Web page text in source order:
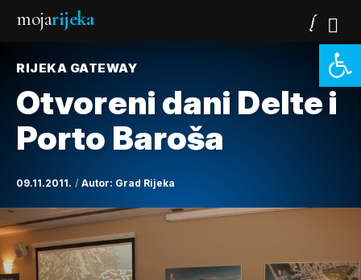
mojarijeka
RIJEKA GATEWAY
Otvoreni dani Delte i
Porto Baroša
09.11.2011. Autor: Grad Rijeka